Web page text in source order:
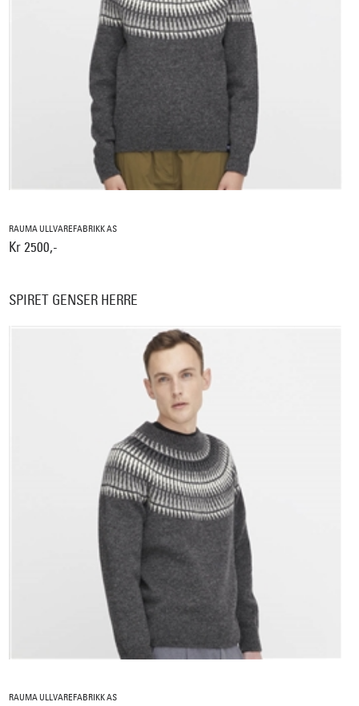
RAUMA ULLVAREFABRIKK AS
Kr 2500,-
SPIRET GENSER HERRE
RAUMA ULLVAREFABRIKK AS